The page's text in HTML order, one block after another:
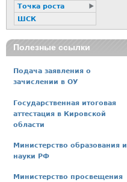
Точка роста
ШСК
Полезные ссылки
Подача заявления о
зачислении в ОУ
Государственная итоговая
аттестация в Кировской
области
Министерство образования и
науки РФ
Министерство просвещения